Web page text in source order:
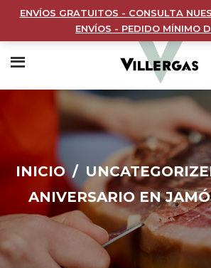
INICIO /
ANIVERSARIO EN
ENVÍOS GRATUITOS - CONSULTA
ENVÍOS - PEDIDO MÍNIMO